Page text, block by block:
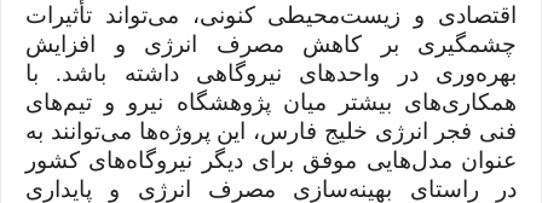
اقتصادی و زیست‌محیطی کنونی، می‌تواند تأثیرات
چشمگیری بر کاهش مصرف انرژی و افزایش
بهره‌وری در واحدهای نیروگاهی داشته باشد. با
همکاری‌های بیشتر میان پژوهشگاه نیرو و تیم‌های
فنی فجر انرژی خلیج فارس، این پروژه‌ها می‌توانند به
عنوان مدل‌هایی موفق برای دیگر نیروگاه‌های کشور
در راستای بهینه‌سازی مصرف انرژی و پایداری